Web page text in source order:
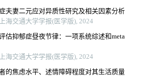
夫妻二元应对异质性研究及相关因素分析
海交通大学学报(医学版), 2024
估抑郁症昼夜节律：一项系统综述和meta
海交通大学学报(医学版), 2024
的焦虑水平、述情障碍程度对其生活质量